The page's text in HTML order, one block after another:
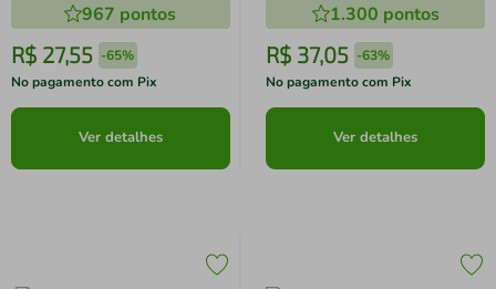
967 pontos
R$ 27,55 -65%
No pagamento com Pix
Ver detalhes
1.300 pontos
R$ 37,05 -63%
No pagamento com Pix
Ver detalhes